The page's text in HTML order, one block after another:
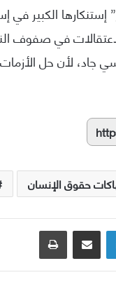
الكبير
في صفوف
جاد، لأن حل
حقوق الإنسان